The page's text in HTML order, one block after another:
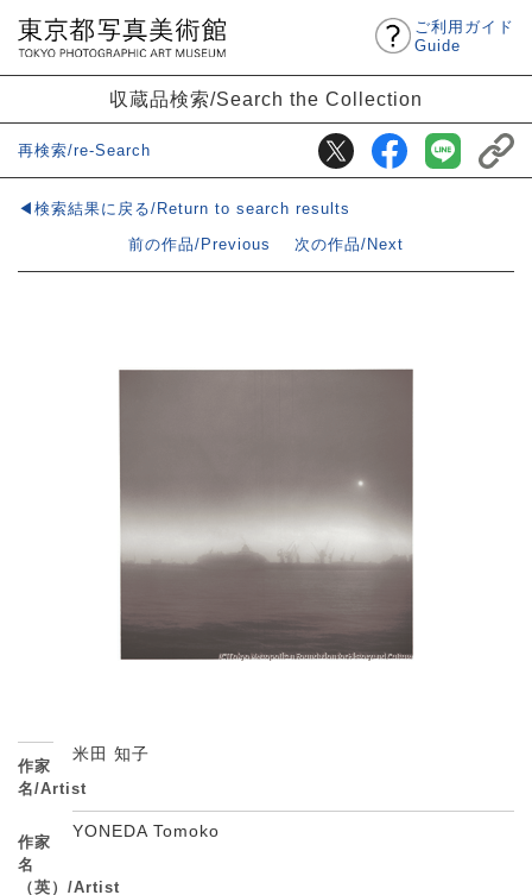
ご利用ガイド
Guide
収蔵品検索/Search the Collection
再検索/re-Search
◀検索結果に戻る/Return to search results
前の作品/Previous
次の作品/Next
作家
名/Artist
米田 知子
作家
名
（英）/Artist
YONEDA Tomoko